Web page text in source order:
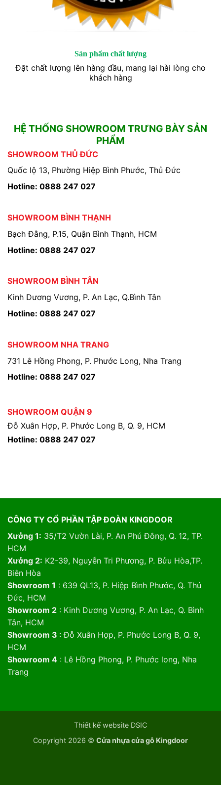
Sản phẩm chất lượng
Đặt chất lượng lên hàng đầu, mang lại hài lòng cho
khách hàng
HỆ THỐNG SHOWROOM TRƯNG BÀY SẢN
PHẨM
SHOWROOM THỦ ĐỨC
Quốc lộ 13, Phường Hiệp Bình Phước, Thủ Đức
Hotline: 0888 247 027
SHOWROOM BÌNH THẠNH
Bạch Đằng, P.15, Quận Bình Thạnh, HCM
Hotline: 0888 247 027
SHOWROOM BÌNH TÂN
Kinh Dương Vương, P. An Lạc, Q.Bình Tân
Hotline: 0888 247 027
SHOWROOM NHA TRANG
731 Lê Hồng Phong, P. Phước Long, Nha Trang
Hotline: 0888 247 027
SHOWROOM QUẬN 9
Đỗ Xuân Hợp, P. Phước Long B, Q. 9, HCM
Hotline: 0888 247 027
CÔNG TY CỔ PHẦN TẬP ĐOÀN KINGDOOR
Xưởng 1: 35/T2 Vườn Lài, P. An Phú Đông, Q. 12, TP.
HCM
Xưởng 2: K2-39, Nguyễn Tri Phương, P. Bửu Hòa,TP.
Biên Hòa
Showroom 1 : 639 QL13, P. Hiệp Bình Phước, Q. Thủ
Đức, HCM
Showroom 2: Kinh Dương Vương, P. An Lạc, Q. Bình
Tân, HCM
Showroom 3 : Đỗ Xuân Hợp, P. Phước Long B, Q. 9,
HCM
Showroom 4: Lê Hồng Phong, P. Phước long, Nha
Trang
Thiết kế website DSIC
Copyright 2026 © Cửa nhựa cửa gỗ Kingdoor